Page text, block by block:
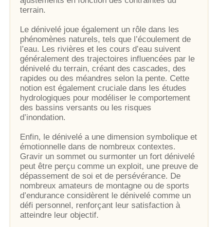
terrain.
Le dénivelé joue également un rôle dans les
phénomènes naturels, tels que l’écoulement de
l’eau. Les rivières et les cours d’eau suivent
généralement des trajectoires influencées par le
dénivelé du terrain, créant des cascades, des
rapides ou des méandres selon la pente. Cette
notion est également cruciale dans les études
hydrologiques pour modéliser le comportement
des bassins versants ou les risques
d’inondation.
Enfin, le dénivelé a une dimension symbolique et
émotionnelle dans de nombreux contextes.
Gravir un sommet ou surmonter un fort dénivelé
peut être perçu comme un exploit, une preuve de
dépassement de soi et de persévérance. De
nombreux amateurs de montagne ou de sports
d’endurance considèrent le dénivelé comme un
défi personnel, renforçant leur satisfaction à
atteindre leur objectif.